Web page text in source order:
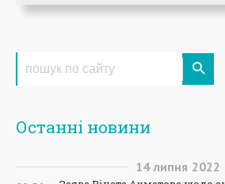
Останні новини
14 липня 2022